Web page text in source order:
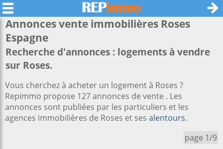
Annonces vente immobilières Roses
Espagne
Recherche d'annonces : logements à vendre
sur Roses.
Vous cherchez à acheter un logement à Roses ?
Repimmo propose 127 annonces de vente . Les
annonces sont publiées par les particuliers et les
agences immobilières de Roses et ses alentours.
page 1/9